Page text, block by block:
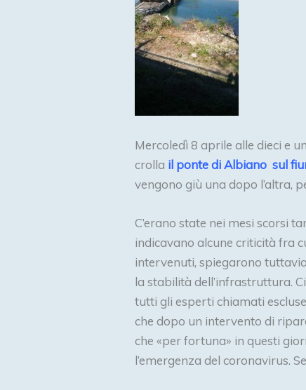
Mercoledì 8 aprile alle dieci e
crolla il ponte di Albiano sul
vengono giù una dopo l’altra,
C’erano state nei mesi scorsi
indicavano alcune criticità fra
intervenuti, spiegarono
la stabilità dell’infrastruttura.
tutti gli esperti chiamati
che dopo un intervento di
che «per fortuna» in questi
l’emergenza del coronavirus.